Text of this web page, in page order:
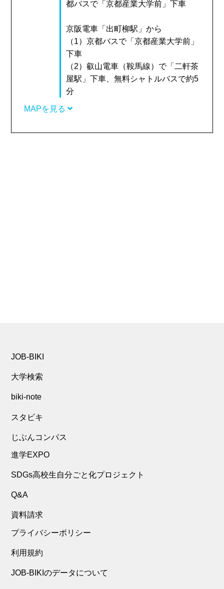
都バスで「京都産業大学前」下車
京阪電車「出町柳駅」から
（1）京都バスで「京都産業大学前」
下車
（2）叡山電車（鞍馬線）で「二軒茶
屋駅」下車、無料シャトルバスで約5
分
MAPを見る
JOB-BIKI
大学検索
biki-note
スタビキ
じぶんコンパス
進学EXPO
SDGs高校生自分ごと化プロジェクト
Q&A
資料請求
プライバシーポリシー
利用規約
JOB-BIKIのデータについて